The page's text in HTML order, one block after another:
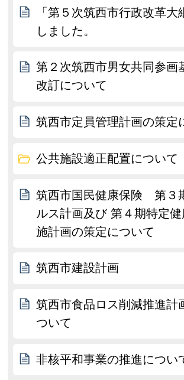
「第５次筑西市行政改革大
しました。
第２次筑西市男女共同参画
改訂について
筑西市定員管理計画の策定
公共施設適正配置について
筑西市国民健康保険 第３
ルス計画及び 第４期特定
施計画の策定について
筑西市建設計画
筑西市食品ロス削減推進計
ついて
非核平和事業の推進につい